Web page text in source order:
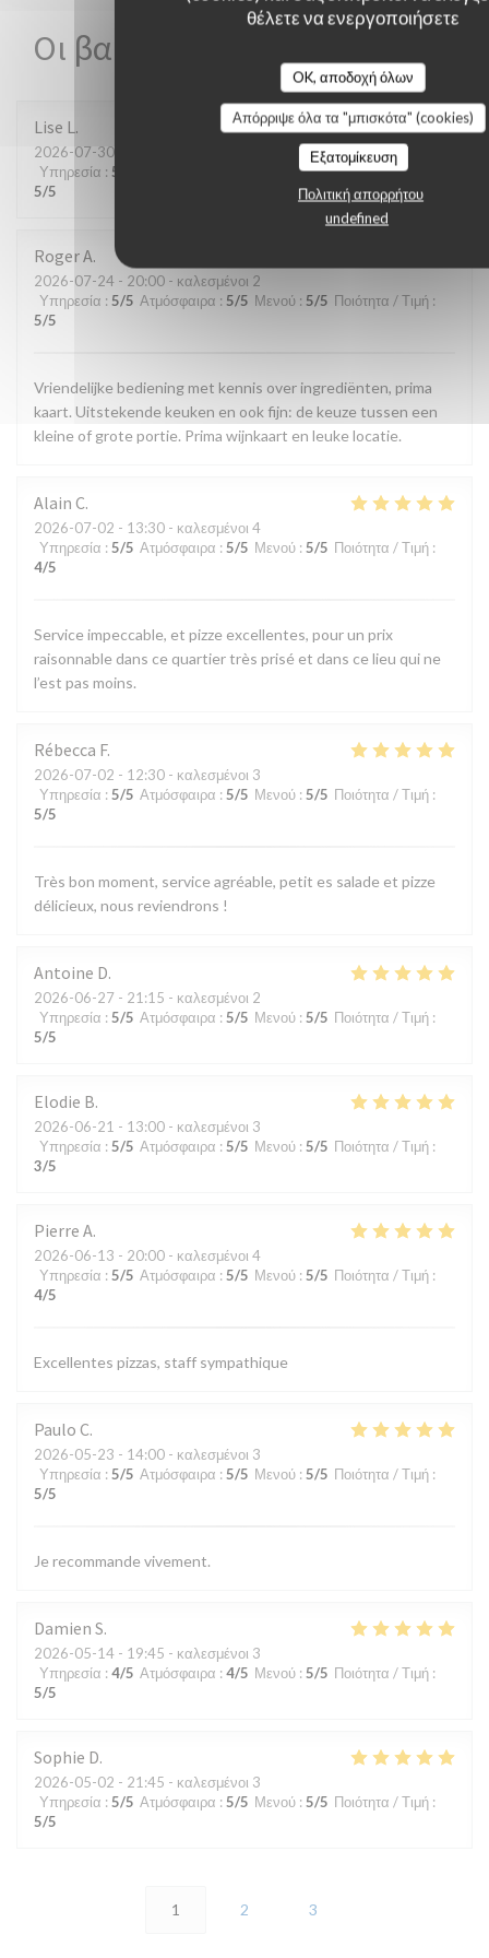
θέλετε να ενεργοποιήσετε
OK, αποδοχή όλων
Απόρριψε όλα τα "μπισκότα" (cookies)
Εξατομίκευση
Πολιτική απορρήτου
undefined
Οι βαθμολογίες πελατών μας
Lise L
2026-07-30
Υπηρεσία : 5 :5/5 Ποιότητα / Τιμή
5/5
RogerA
2026-07-24 - 20:00 - καλεσμένοι 2
Υπηρεσία : 5/5 Ατμόσφαιρα : 5/5 Μενού : 5/5 Ποιότητα / Τιμή :
5/5
Vriendelijke bediening met kennis over ingrediënten, prima
kaart. Uitstekende keuken en ook fijn: de keuze tussen een
kleine of grote portie. Prima wijnkaart en leuke locatie.
Alain C
2026-07-02 - 13:30 - καλεσμένοι 4
Υπηρεσία : 5/5 Ατμόσφαιρα : 5/5 Μενού : 5/5 Ποιότητα / Τιμή :
4/5
Service impeccable, et pizze excellentes, pour un prix
raisonnable dans ce quartier très prisé et dans ce lieu qui ne
l’est pas moins.
Rébecca F
2026-07-02 - 12:30 - καλεσμένοι 3
Υπηρεσία : 5/5 Ατμόσφαιρα : 5/5 Μενού : 5/5 Ποιότητα / Τιμή :
5/5
Très bon moment, service agréable, petit es salade et pizze
délicieux, nous reviendrons !
Antoine D
2026-06-27 - 21:15 - καλεσμένοι 2
Υπηρεσία : 5/5 Ατμόσφαιρα : 5/5 Μενού : 5/5 Ποιότητα / Τιμή :
5/5
Elodie B
2026-06-21 - 13:00 - καλεσμένοι 3
Υπηρεσία : 5/5 Ατμόσφαιρα : 5/5 Μενού : 5/5 Ποιότητα / Τιμή :
3/5
Pierre A
2026-06-13 - 20:00 - καλεσμένοι 4
Υπηρεσία : 5/5 Ατμόσφαιρα : 5/5 Μενού : 5/5 Ποιότητα / Τιμή :
4/5
Excellentes pizzas, staff sympathique
Paulo C
2026-05-23 - 14:00 - καλεσμένοι 3
Υπηρεσία : 5/5 Ατμόσφαιρα : 5/5 Μενού : 5/5 Ποιότητα / Τιμή :
5/5
Je recommande vivement.
Damien S
2026-05-14 - 19:45 - καλεσμένοι 3
Υπηρεσία : 4/5 Ατμόσφαιρα : 4/5 Μενού : 5/5 Ποιότητα / Τιμή :
5/5
Sophie D
2026-05-02 - 21:45 - καλεσμένοι 3
Υπηρεσία : 5/5 Ατμόσφαιρα : 5/5 Μενού : 5/5 Ποιότητα / Τιμή :
5/5
1 2 3